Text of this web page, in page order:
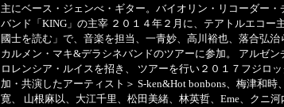
主にベース・ジェンべ・ギター。バイオリン・リコーダー
バンド「KING」の主宰 ２０１４年２月に、テアトルエコ
國士を読む」で、音楽を担当、一青妙、高川裕也、落合弘
カルメン・マキ&デラシネバンドのツアーに参加。 アルゼン
ロレンシア・ルイスを招き、 ツアーを行い２０１７フジロ
加・共演したアーティスト＞ S-ken&Hot bonbons、梅津和時
寛、 山根麻以、大江千里、松田美緒、林英哲、Eme、クニ